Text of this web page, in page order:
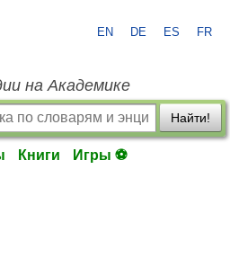
EN DE ES FR
на Академике
Найти!
Книги Игры ⚽